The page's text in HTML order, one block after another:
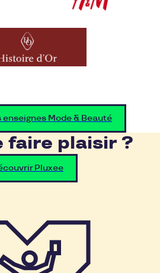
enseignes Mode & Beauté
faire plaisir ?
Pluxee